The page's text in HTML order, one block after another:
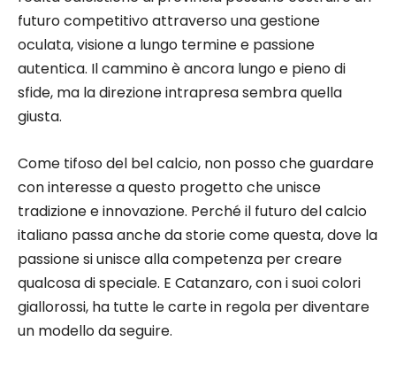
futuro competitivo attraverso una gestione
oculata, visione a lungo termine e passione
autentica. Il cammino è ancora lungo e pieno di
sfide, ma la direzione intrapresa sembra quella
giusta.
Come tifoso del bel calcio, non posso che guardare
con interesse a questo progetto che unisce
tradizione e innovazione. Perché il futuro del calcio
italiano passa anche da storie come questa, dove la
passione si unisce alla competenza per creare
qualcosa di speciale. E Catanzaro, con i suoi colori
giallorossi, ha tutte le carte in regola per diventare
un modello da seguire.